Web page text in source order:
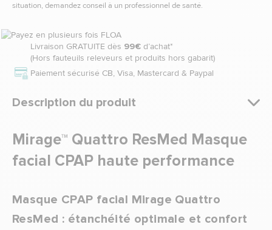
situation, demandez conseil à un professionnel de santé.
Livraison GRATUITE dès 99€ d’achat*
(Hors fauteuils releveurs et produits hors gabarit)
Paiement sécurisé CB, Visa, Mastercard & Paypal
Description du produit
Mirage™ Quattro ResMed Masque
facial CPAP haute performance
Masque CPAP facial Mirage Quattro
ResMed : étanchéité optimale et confort